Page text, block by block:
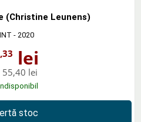
(Christine Leunens)
- 2020
,33 lei
55,40 lei
stoc